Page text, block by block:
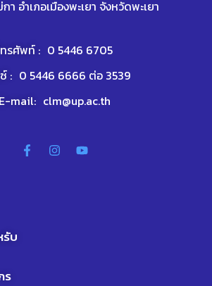
อำเภอเมืองพะเยา จังหวัดพะเยา
รศัพท์ : 0 5446 6705
: 0 5446 6666 ต่อ 3539
E-mail: clm@up.ac.th
รับ
ร